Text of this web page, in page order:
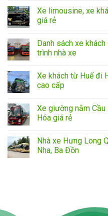
Xe limousine, xe
giá rẻ
Danh sách xe
trình nhà xe
Xe khách từ Huế đi
cao cấp
Xe giường nằm
Hóa giá rẻ
Nhà xe Hưng Long
Nha, Ba Đồn